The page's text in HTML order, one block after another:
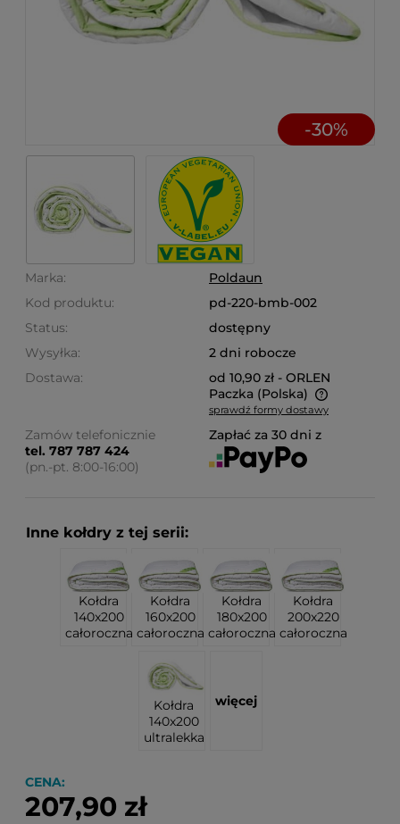
-30%
Marka:
Poldaun
Kod produktu:
pd-220-bmb-002
Status:
dostępny
Wysyłka:
2 dni robocze
Dostawa:
od 10,90 zł - ORLEN
Paczka (Polska)
Cena nie zawiera ewentualnych kosztów płatności
sprawdź formy dostawy
Zamów telefonicznie
tel. 787 787 424
(pn.-pt. 8:00-16:00)
Zapłać za 30 dni z
Inne kołdry z tej serii:
Kołdra
140x200
całoroczna
Kołdra
160x200
całoroczna
Kołdra
180x200
całoroczna
Kołdra
200x220
całoroczna
Kołdra
140x200
ultralekka
więcej
CENA:
207,90 zł